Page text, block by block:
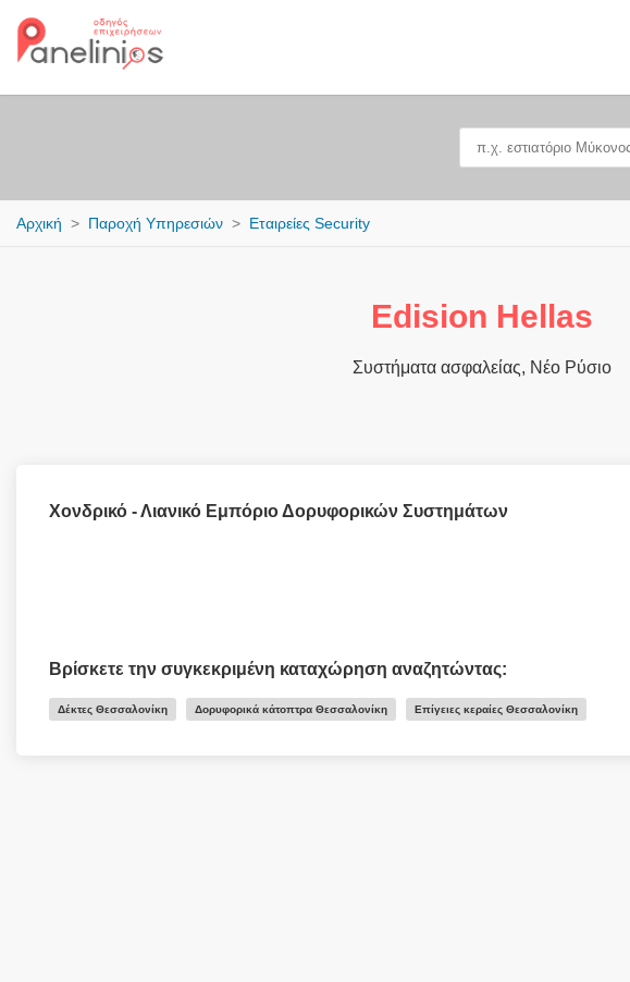
Αρχική Παροχή Υπηρεσιών Εταιρείες Security
Edision Hellas
Συστήματα ασφαλείας, Νέο Ρύσιο
Χονδρικό - Λιανικό Εμπόριο Δορυφορικών Συστημάτων
Βρίσκετε την συγκεκριμένη καταχώρηση αναζητώντας:
Δέκτες Θεσσαλονίκη Δορυφορικά κάτοπτρα Θεσσαλονίκη Επίγειες κεραίες Θεσσαλονίκη